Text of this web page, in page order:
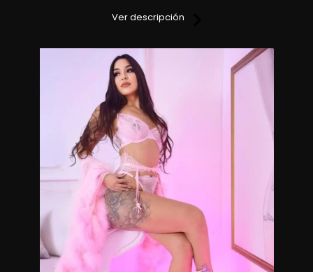
verdadero placer de un excepcional masaje
descontracturante, circulatorio y relajante, con mis manos,
Masajes de cabeza a pies, reflexología, depilación láser,
tratamientos reductores, marcas de acné y alopecia.
Reservas previas de turnos
Ver descripción